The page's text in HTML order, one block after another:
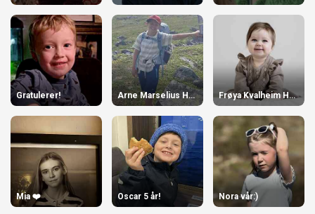
Gratulerer! Arne Marselius Høydal 10 år! Frøya Kvalheim Hoggen, 1 år
Mia ❤️ Oscar 5 år! Nora vår:)